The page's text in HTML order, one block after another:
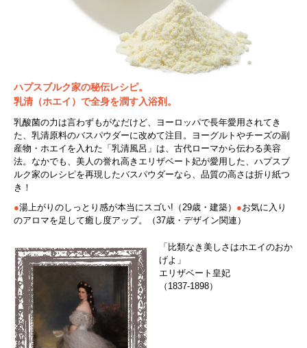
ハプスブルク家の秘伝レシピ。
乳清（ホエイ）で全身を潤す入浴剤。
乳酸菌の力は言わずもがなだけど、ヨーロッパで長年愛用されてき
た、乳清原料のバスパウダーに改めて注目。ヨーグルトやチーズの副
産物・ホエイを入れた「乳清風呂」は、古代ローマから伝わる美容
法。なかでも、美人の誉れ高きエリザベート妃が愛用した、ハプスブ
ルク家のレシピを再現したバスパウダーなら、品質の高さは折り紙つ
き！
●湯上がりのしっとり感が本当にスゴい!（29歳・建築） ●お気に入り
のアロマを足して癒し度アップ。（37歳・デザイン関連）
「比類なき美しさはホエイのおか
げよ」
エリザベート皇妃
（1837-1898）